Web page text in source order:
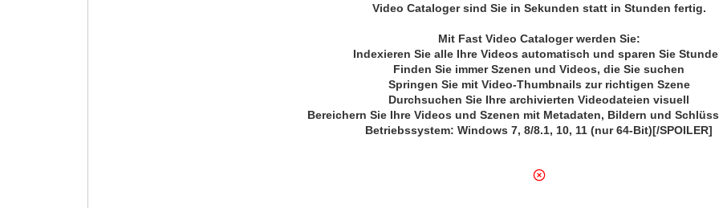
Video Cataloger sind Sie in Sekunden statt in Stunden fertig.
Mit Fast Video Cataloger werden Sie:
Indexieren Sie alle Ihre Videos automatisch und sparen Sie
Finden Sie immer Szenen und Videos, die Sie suchen
Springen Sie mit Video-Thumbnails zur richtigen Szene
Durchsuchen Sie Ihre archivierten Videodateien visuell
Bereichern Sie Ihre Videos und Szenen mit Metadaten, Bildern und
Betriebssystem: Windows 7, 8/8.1, 10, 11 (nur 64-Bit)[/SPOILER]